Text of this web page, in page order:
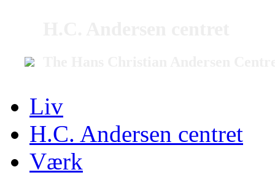
Liv
H.C. Andersen centret
Værk